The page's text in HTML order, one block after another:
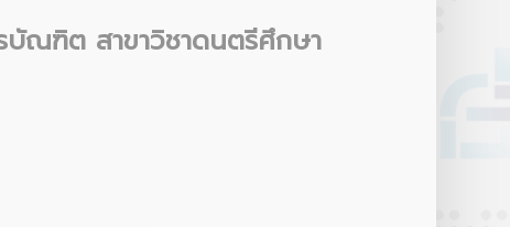
ณฑิต สาขาวิชาดนตรีศึกษา